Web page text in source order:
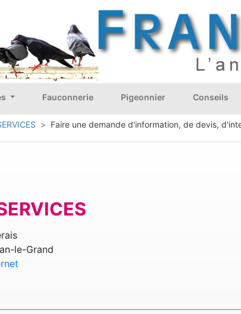
Fauconnerie Pigeonnier Conseils
Faire une demande d'information, de devis,
le-Grand